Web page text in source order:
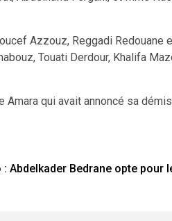
Azzouz, Reggadi Redouane
Touati Derdour, Khalifa
Amara qui avait annoncé sa
: Abdelkader Bedrane opte pour